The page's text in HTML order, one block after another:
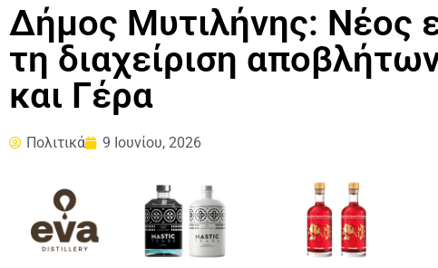
Δήμος Μυτιλήνης: Νέος
τη διαχείριση
και Γέρα
Πολιτικά 9 Ιουνίου, 2026